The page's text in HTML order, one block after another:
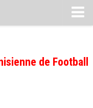
de Football